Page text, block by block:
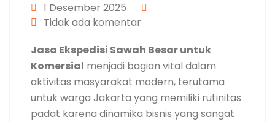
1 Desember 2025
Tidak ada komentar
Jasa Ekspedisi Sawah Besar untuk
Komersial menjadi bagian vital dalam
aktivitas masyarakat modern, terutama
untuk warga Jakarta yang memiliki rutinitas
padat karena dinamika bisnis yang sangat